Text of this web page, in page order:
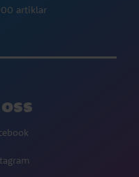
artiklar